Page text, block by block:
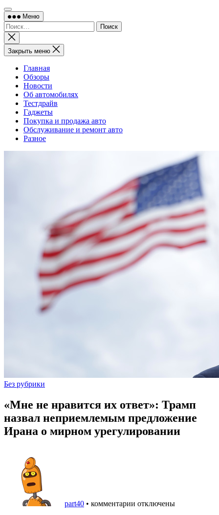
Меню
Найти:
Закрыть
поиск
Закрыть меню
Главная
Обзоры
Новости
Об автомобилях
Тестдрайв
Гаджеты
Покупка и продажа авто
Обслуживание и ремонт авто
Разное
Без рубрики
«Мне не нравится их ответ»: Трамп
назвал неприемлемым предложение
Ирана о мирном урегулировании
part40 • комментарии отключены